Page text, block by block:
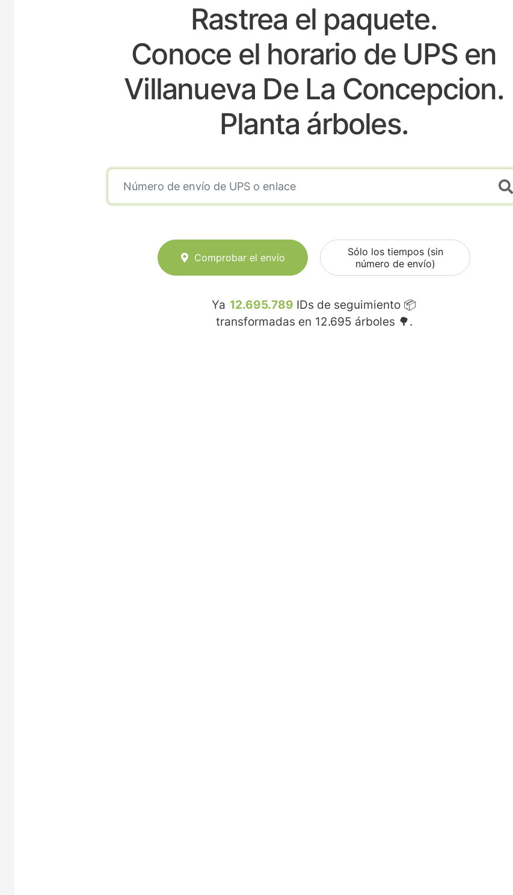
Rastrea el paquete.
Conoce el horario de UPS en
Villanueva De La Concepcion.
Planta árboles.
Comprobar el envío
Sólo los tiempos (sin
número de envío)
Ya 12.695.789 IDs de seguimiento 📦
transformadas en 12.695 árboles 🌳.